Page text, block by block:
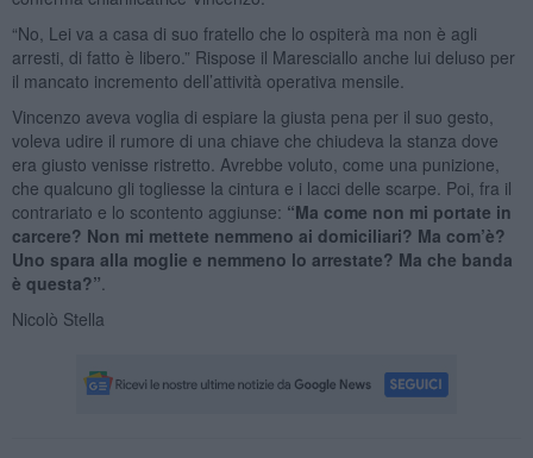
“No, Lei va a casa di suo fratello che lo ospiterà ma non è agli
arresti, di fatto è libero.” Rispose il Maresciallo anche lui deluso per
il mancato incremento dell’attività operativa mensile.
Vincenzo aveva voglia di espiare la giusta pena per il suo gesto,
voleva udire il rumore di una chiave che chiudeva la stanza dove
era giusto venisse ristretto. Avrebbe voluto, come una punizione,
che qualcuno gli togliesse la cintura e i lacci delle scarpe. Poi, fra il
contrariato e lo scontento aggiunse: “Ma come non mi portate in
carcere? Non mi mettete nemmeno ai domiciliari? Ma com’è?
Uno spara alla moglie e nemmeno lo arrestate? Ma che banda
è questa?”
Nicolò Stella